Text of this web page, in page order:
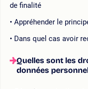
de finalité
Appréhender le
Dans quel cas avoir
Quelles sont les
données